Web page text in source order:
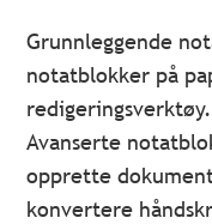
Grunnleggende
notatblokker på
redigeringsverktøy.
Avanserte
opprette
konvertere